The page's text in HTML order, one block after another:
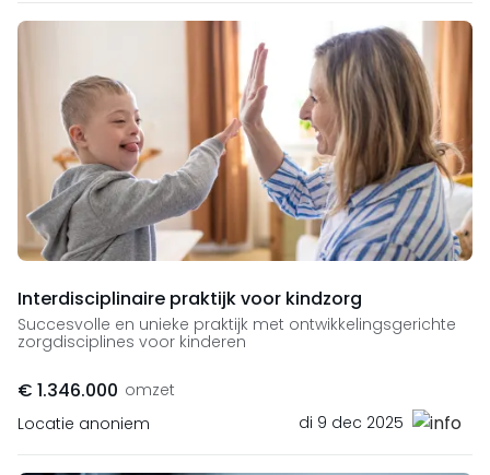
Interdisciplinaire praktijk voor kindzorg
Succesvolle en unieke praktijk met ontwikkelingsgerichte
zorgdisciplines voor kinderen
€ 1.346.000 omzet
Locatie anoniem
di 9 dec 2025